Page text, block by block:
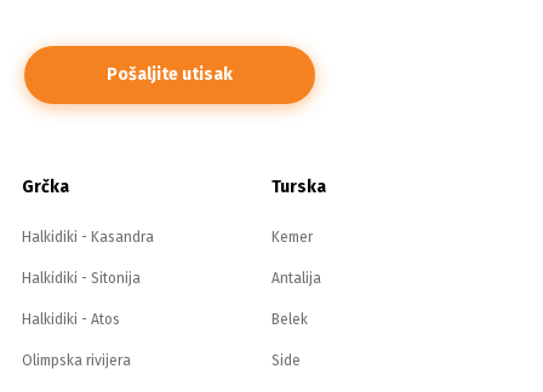
Grčka
Halkidiki - Kasandra
Halkidiki - Sitonija
Halkidiki - Atos
Olimpska rivijera
Turska
Kemer
Antalija
Belek
Side